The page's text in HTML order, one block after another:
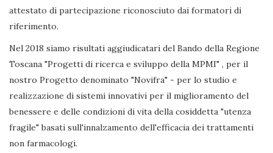
attestato di partecipazione riconosciuto dai formatori di
riferimento.
Nel 2018 siamo risultati aggiudicatari del Bando della Regione
Toscana "Progetti di ricerca e sviluppo della MPMI" , per il
nostro Progetto denominato "Novifra" - per lo studio e
realizzazione di sistemi innovativi per il miglioramento del
benessere e delle condizioni di vita della cosiddetta "utenza
fragile" basati sull'innalzamento dell'efficacia dei trattamenti
non farmacologi.